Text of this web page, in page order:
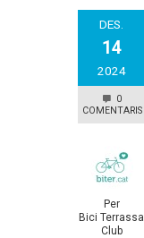
DES.
14
2024
0
COMENTARIS
Per
Bici Terrassa
Club